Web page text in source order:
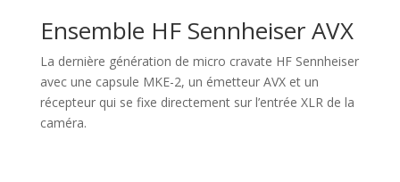
Ensemble HF Sennheiser AVX
La dernière génération de micro cravate HF Sennheiser
avec une capsule MKE-2, un émetteur AVX et un
récepteur qui se fixe directement sur l’entrée XLR de la
caméra.